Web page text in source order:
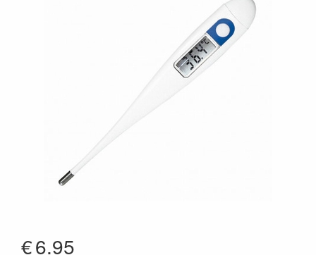
€6.95